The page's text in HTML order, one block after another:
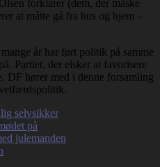
forklarer (dem, der måske
at måtte gå fra hus og hjem –
år har ført politik på samme
Partiet, der elsker at favorisere
DF hører med i denne forsamling